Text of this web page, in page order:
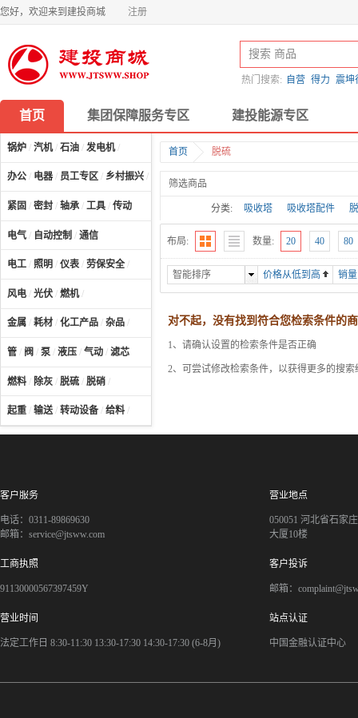
您好，欢迎来到建投商城 注册
热门搜索: 自营 得力 震坤
首页 集团保障服务专区 建投能源专区
锅炉 / 汽机/ 石油 / 发电机/
办公 / 电器 / 员工专区 / 乡村振兴 / 计算机及配件
紧固 / 密封 / 轴承 / 工具 / 传动
电气 / 自动控制 / 通信
电工 / 照明 / 仪表 / 劳保安全 /
风电 / 光伏 / 燃机/
金属 / 耗材 / 化工产品 / 杂品 /
管 / 阀 / 泵 / 液压 / 气动 / 滤芯
燃料 / 除灰 / 脱硫 / 脱硝 /
起重 / 输送/ 转动设备 / 给料 /
首页 脱硫
筛选商品
分类: 吸收塔 吸收塔配件
布局: 数量: 20 40 80
智能排序 价格从低到高 销量
对不起，没有找到符合您检索条件的
1、请确认设置的检索条件是否正确
2、可尝试修改检索条件，以获得更多的搜索
客户服务
电话：0311-89869630
邮箱：service@jtsww.com
营业地点
050051 河北省石家
大厦10楼
工商执照
91130000567397459Y
客户投诉
邮箱：
营业时间
法定工作日 8:30-11:30 13:30-17:30 14:30-17:30 (6-8月)
站点认证
中国金融认证中心